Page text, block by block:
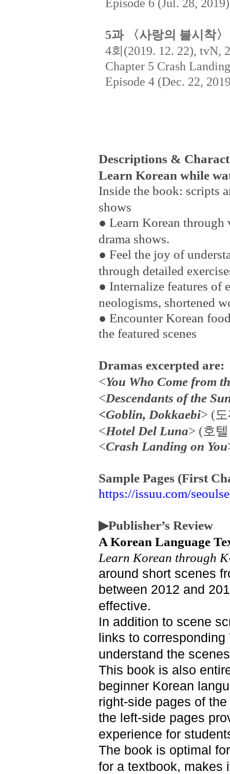
Episode 6 (Jul. 28,
5과 〈사랑의 불시착〉
4회(2019. 12. 22), tvN,
Chapter 5 Crash
Episode 4 (Dec. 22,
Descriptions &
Learn Korean while
Inside the book: scripts
shows
● Learn Korean through
drama shows.
● Feel the joy of
through detailed
● Internalize features of
neologisms, shortened
● Encounter Korean
the featured scenes
Dramas excerpted are:
<You Who Come from
<Descendants of the
<Goblin, Dokkaebi> (
<Hotel Del Luna> (호
<Crash Landing on You
Sample Pages (First
https://issuu.com/
▶Publisher’s Review
A Korean Language
Learn Korean through
around short scenes
between 2012 and
effective.
In addition to scene
links to
understand the
This book is also
beginner Korean
right-side pages of
the left-side pages
experience for
The book is optimal
for a textbook, makes